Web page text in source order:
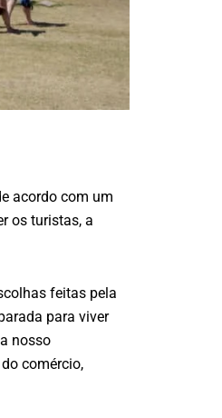
acordo com um
os turistas, a
feitas pela
para viver
nosso
comércio,